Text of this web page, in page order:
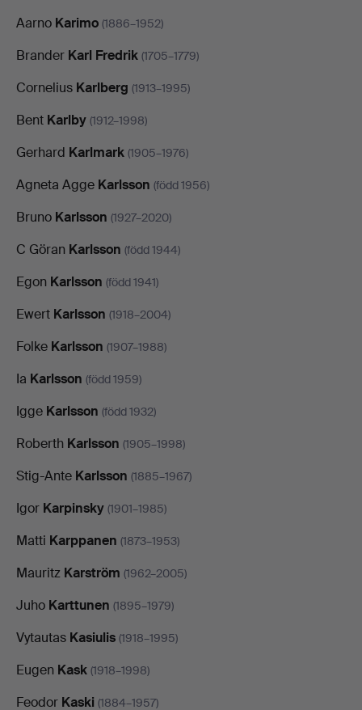
Aarno Karimo (1886–1952)
Brander Karl Fredrik (1705–1779)
Cornelius Karlberg (1913–1995)
Bent Karlby (1912–1998)
Gerhard Karlmark (1905–1976)
Agneta Agge Karlsson (född 1956)
Bruno Karlsson (1927–2020)
C Göran Karlsson (född 1944)
Egon Karlsson (född 1941)
Ewert Karlsson (1918–2004)
Folke Karlsson (1907–1988)
Ia Karlsson (född 1959)
Igge Karlsson (född 1932)
Roberth Karlsson (1905–1998)
Stig-Ante Karlsson (1885–1967)
Igor Karpinsky (1901–1985)
Matti Karppanen (1873–1953)
Mauritz Karström (1962–2005)
Juho Karttunen (1895–1979)
Vytautas Kasiulis (1918–1995)
Eugen Kask (1918–1998)
Feodor Kaski (1884–1957)